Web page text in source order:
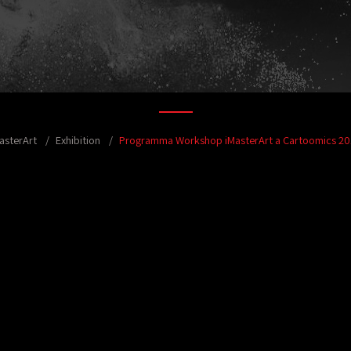
Exhibition Programma Workshop iMasterArt a Cartoomics